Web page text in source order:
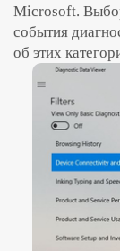
Microsoft.
события
об этих